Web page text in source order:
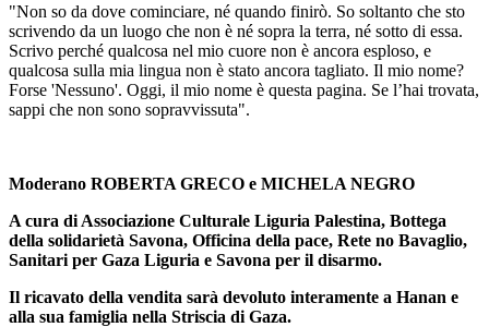
"Non so da dove cominciare, né quando finirò. So soltanto che sto
scrivendo da un luogo che non è né sopra la terra, né sotto di essa.
Scrivo perché qualcosa nel mio cuore non è ancora esploso, e
qualcosa sulla mia lingua non è stato ancora tagliato. Il mio nome?
Forse 'Nessuno'. Oggi, il mio nome è questa pagina. Se l’hai trovata,
sappi che non sono sopravvissuta".
Moderano ROBERTA GRECO e MICHELA NEGRO
A cura di Associazione Culturale Liguria Palestina, Bottega
della solidarietà Savona, Officina della pace, Rete no Bavaglio,
Sanitari per Gaza Liguria e Savona per il disarmo.
Il ricavato della vendita sarà devoluto interamente a Hanan e
alla sua famiglia nella Striscia di Gaza.